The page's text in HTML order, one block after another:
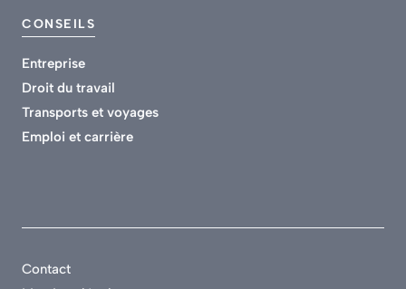
CONSEILS
Entreprise
Droit du travail
Transports et voyages
Emploi et carrière
Contact